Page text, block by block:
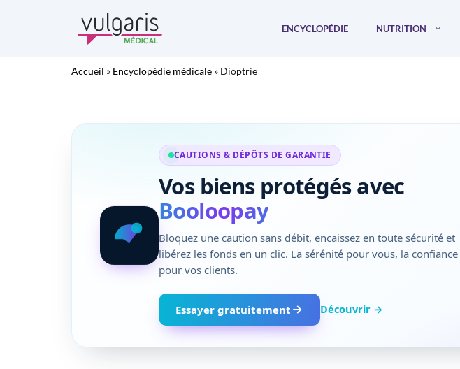
ENCYCLOPÉDIE NUTRITION
Accueil » Encyclopédie médicale » Dioptrie
CAUTIONS & DÉPÔTS DE GARANTIE
Vos biens protégés avec
Booloopay
Bloquez une caution sans débit, encaissez en toute sécurité et
libérez les fonds en un clic. La sérénité pour vous, la confiance
pour vos clients.
Essayer gratuitement Découvrir →